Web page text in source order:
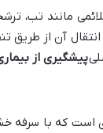
مانند تب،
آن از
پیشگیری از
است که با